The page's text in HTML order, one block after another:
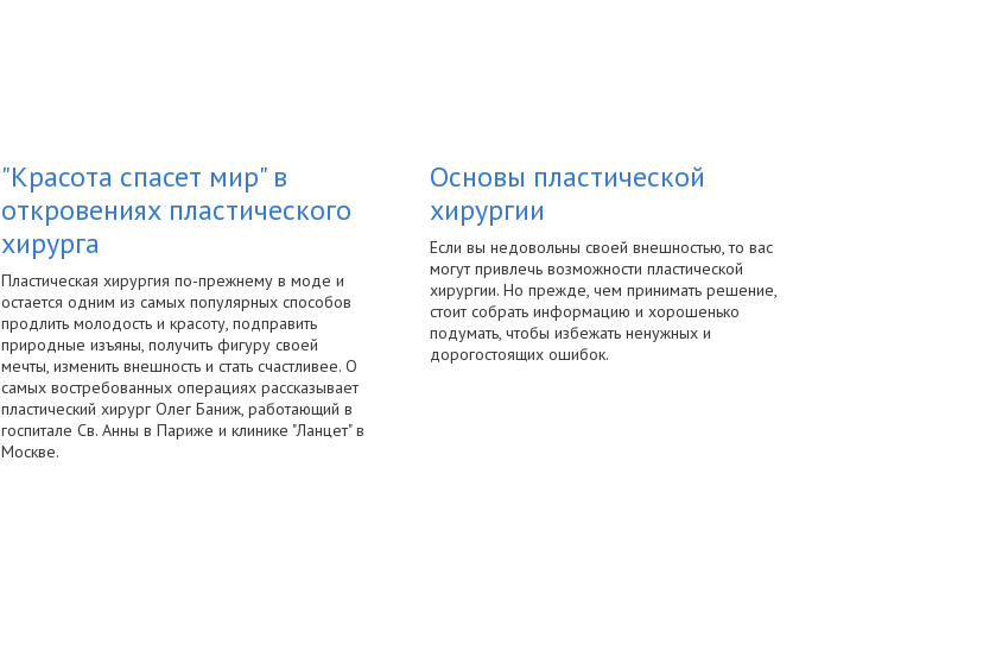
"Красота спасет мир" в
откровениях пластического
хирурга
Пластическая хирургия по-прежнему в моде и
остается одним из самых популярных способов
продлить молодость и красоту, подправить
природные изъяны, получить фигуру своей
мечты, изменить внешность и стать счастливее. О
самых востребованных операциях рассказывает
пластический хирург Олег Баниж, работающий в
госпитале Св. Анны в Париже и клинике "Ланцет" в
Москве.
Основы пластической
хирургии
Если вы недовольны своей внешностью, то вас
могут привлечь возможности пластической
хирургии. Но прежде, чем принимать решение,
стоит собрать информацию и хорошенько
подумать, чтобы избежать ненужных и
дорогостоящих ошибок.